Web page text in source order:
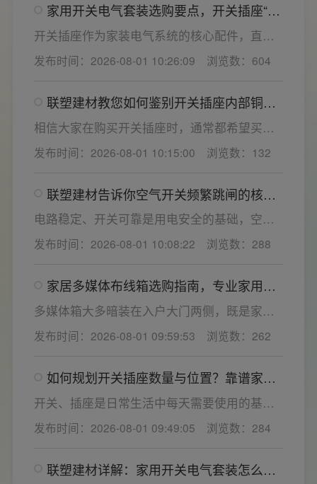
家用开关电气套装选购要点，开关插座“七
看”甄选技巧
开关插座作为家装电气系统的核心配件，直接
决定居家用电的安全性与实用性，选材好坏影
响着长期居住体验。想要一站式搞定全屋电气
关键。联塑建材总结专业选购“七看”技巧，帮大
家精准避坑，挑选安全耐用的开关插座产品。
发布时间：2026-08-01 10:26:09 浏览数：604
联塑建材教您如何鉴别开关插座内部铜片
质量
相信大家在购买开关插座时，通常都希望买到
一款寿命长，质量好的产品，那么对于开关插
座而言，其里面的铜片好坏就直接决定了它的
越长越好(因为铜片长度决定了插座距离的大
小，插孔间距越宽二三插同时插入越方便)。
发布时间：2026-08-01 10:15:00 浏览数：132
联塑建材告诉你空气开关频繁跳闸的核心
原因与技术对策
电路稳定、开关可靠是用电安全的基础，空开
频繁跳闸大多源于电压波动、配件适配性不足
或防护结构设计缺陷。联塑建材依托成熟的电
电气套装产品，结构设计科学、稳压防护性能
优异，可有效应对电压瞬变、电网波动等场
景，减少无故跳闸、误跳闸等故障问题。
发布时间：2026-08-01 10:08:22 浏览数：288
家居多媒体布线箱选购指南，专业家用开
关电气套装厂家为您详解
多媒体箱大多暗装在入户大门两侧，既是家居
弱电线路的集中收纳载体，也会影响墙面整体
装修美观度，外观颜值、内部空间、模块化功
一站式配齐全屋电气产品，选择综合实力过硬
的家用开关电气套装厂家，可以同时搞定开关
插座、配电箱、多媒体布线箱等全套产品，采
购与售后更省心。
发布时间：2026-08-01 09:59:53 浏览数：262
如何规划开关插座数量与位置？靠谱家用
开关电气套装品牌怎么选？
开关、插座是日常生活中每天需要使用的基础
电气配件。随着家用电器的普及，需要的电源
插座和开关也会越来越多。装修前期除了规划
关键。如果装修时开关、插座的数量设置不
发布时间：2026-08-01 09:49:05 浏览数：284
联塑建材详解：家用开关电气套装怎么